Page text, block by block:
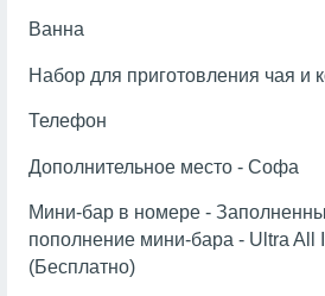
Ванна
Набор для приготовления чая и
Телефон
Дополнительное место - Софа
Мини-бар в номере -
пополнение мини-бара - Ultra All
(Бесплатно)